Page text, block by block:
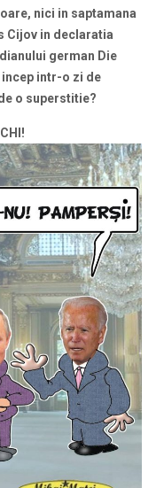
nici in saptamana
Cijov in declaratia
german Die
incep intr-o zi de
o superstitie?